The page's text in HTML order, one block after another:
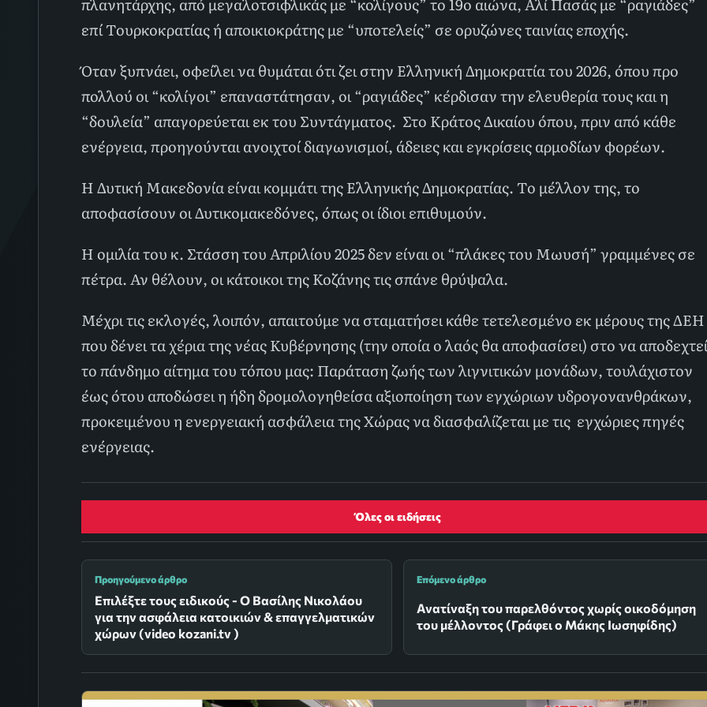
επί Τουρκοκρατίας ή αποικιοκράτης με “υποτελείς” σε ορυζώνες ταινίας εποχής.
Όταν ξυπνάει, οφείλει να θυμάται ότι ζει στην Ελληνική Δημοκρατία του 2026, όπου προ
πολλού οι “κολίγοι” επαναστάτησαν, οι “ραγιάδες” κέρδισαν την ελευθερία τους και η
“δουλεία” απαγορεύεται εκ του Συντάγματος. Στο Κράτος Δικαίου όπου, πριν από κάθε
ενέργεια, προηγούνται ανοιχτοί διαγωνισμοί, άδειες και εγκρίσεις αρμοδίων φορέων.
Η Δυτική Μακεδονία είναι κομμάτι της Ελληνικής Δημοκρατίας. Το μέλλον της, το
αποφασίσουν οι Δυτικομακεδόνες, όπως οι ίδιοι επιθυμούν.
Η ομιλία του κ. Στάσση του Απριλίου 2025 δεν είναι οι “πλάκες του Μωυσή” γραμμένες σε
πέτρα. Αν θέλουν, οι κάτοικοι της Κοζάνης τις σπάνε θρύψαλα.
Μέχρι τις εκλογές, λοιπόν, απαιτούμε να σταματήσει κάθε τετελεσμένο εκ μέρους της ΔΕΗ
που δένει τα χέρια της νέας Κυβέρνησης (την οποία ο λαός θα αποφασίσει) στο να αποδεχτεί
το πάνδημο αίτημα του τόπου μας: Παράταση ζωής των λιγνιτικών μονάδων, τουλάχιστον
έως ότου αποδώσει η ήδη δρομολογηθείσα αξιοποίηση των εγχώριων υδρογονανθράκων,
προκειμένου η ενεργειακή ασφάλεια της Χώρας να διασφαλίζεται με τις εγχώριες πηγές
ενέργειας.
Όλες οι ειδήσεις
Προηγούμενο άρθρο
Επιλέξτε τους ειδικούς - Ο Βασίλης Νικολάου
για την ασφάλεια κατοικιών & επαγγελματικών
χώρων (video kozani.tv )
Επόμενο άρθρο
Ανατίναξη του παρελθόντος χωρίς οικοδόμηση
του μέλλοντος (Γράφει ο Μάκης Ιωσηφίδης)